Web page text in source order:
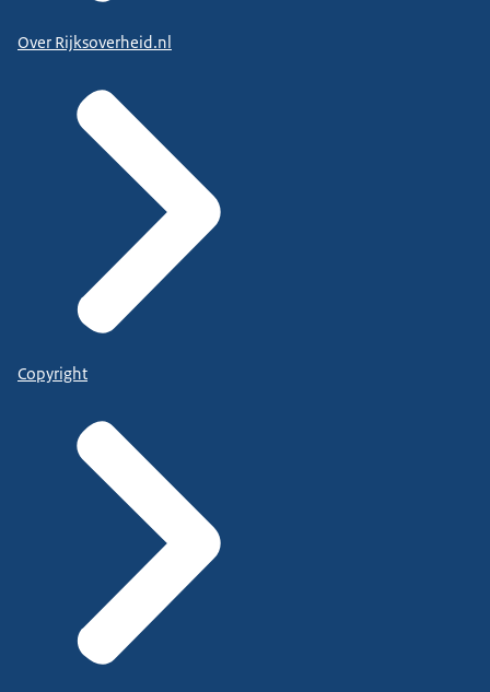
Over Rijksoverheid.nl
Copyright